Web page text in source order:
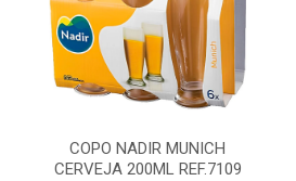
COPO NADIR MUNICH
CERVEJA 200ML REF.7109